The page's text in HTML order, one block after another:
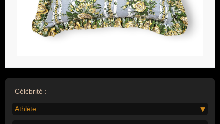
Célébrité :
Athlète